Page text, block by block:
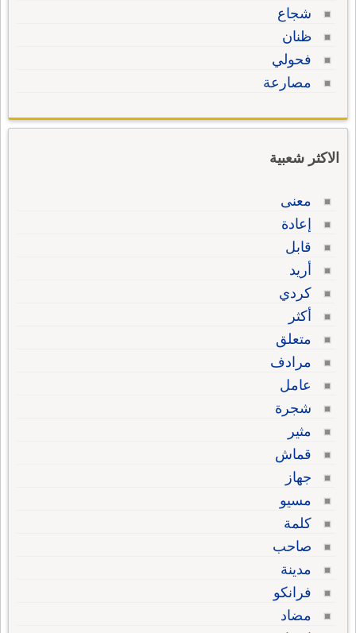
شجاع
ظنان
فحولي
مصارعة
الاكثر شعبية
معنى
إعادة
قابل
أريد
كردي
أكثر
متعلق
مرادف
عامل
شجرة
مثير
قماش
جهاز
مسيو
كلمة
صاحب
مدينة
فرانكو
مضاد